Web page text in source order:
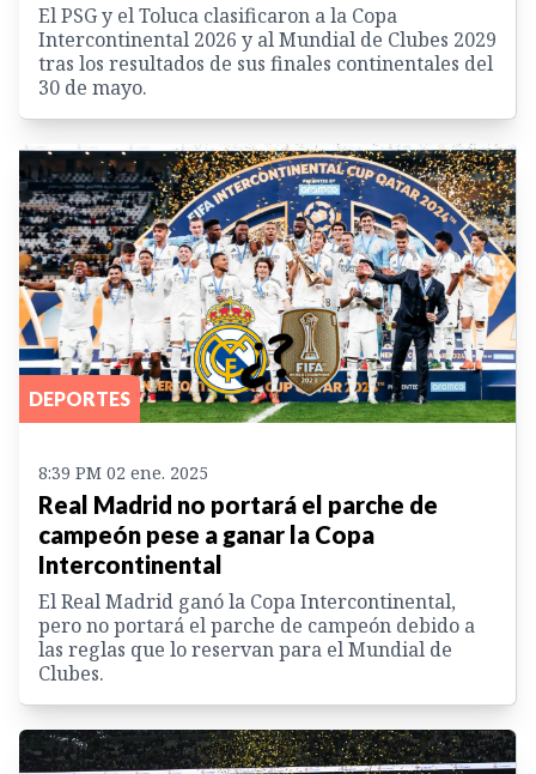
El PSG y el Toluca clasificaron a la Copa
Intercontinental 2026 y al Mundial de Clubes 2029
tras los resultados de sus finales continentales del
30 de mayo.
DEPORTES
8:39 PM 02 ene. 2025
Real Madrid no portará el parche de
campeón pese a ganar la Copa
Intercontinental
El Real Madrid ganó la Copa Intercontinental,
pero no portará el parche de campeón debido a
las reglas que lo reservan para el Mundial de
Clubes.